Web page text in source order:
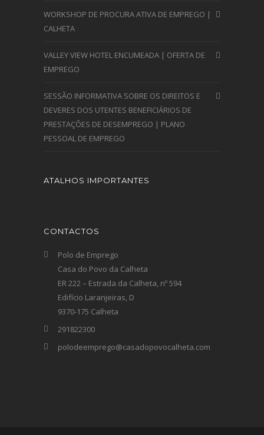
WORKSHOP DE PROCURA ATIVA DE EMPREGO |
CALHETA
VALLEY VIEW HOTEL ENCUMEADA | OFERTA DE
EMPREGO
SESSÃO INFORMATIVA SOBRE OS DIREITOS E
DEVERES DOS UTENTES BENEFICIÁRIOS DE
PRESTAÇÕES DE DESEMPREGO | PLANO
PESSOAL DE EMPREGO
ATALHOS IMPORTANTES
CONTACTOS
Polo de Emprego
Casa do Povo da Calheta
ER 222 – Estrada da Calheta, nº 594
Edifício Laranjeiras, D
9370-175 Calheta
291822300
polodeemprego@casadopovocalheta.com